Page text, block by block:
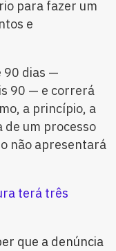
para fazer um
e
90 dias —
90 — e correrá
a princípio, a
de um processo
não apresentará
terá três
que a denúncia